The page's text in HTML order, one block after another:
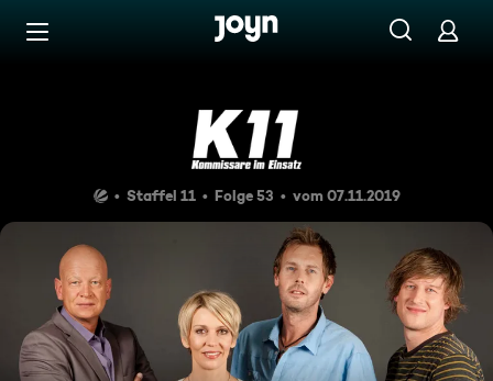
Zum Inhalt springen
Keiner glaubt mir
Staffel 11 Folge 53 vom 07.11.2019